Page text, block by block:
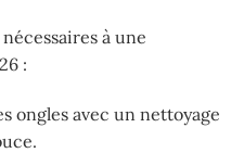
à une
:
ongles avec un nettoyage